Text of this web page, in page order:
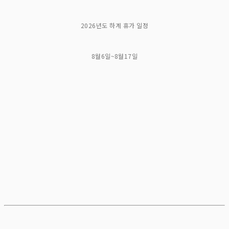
2026년도 하계 휴가 일정
8월6일~8월17일